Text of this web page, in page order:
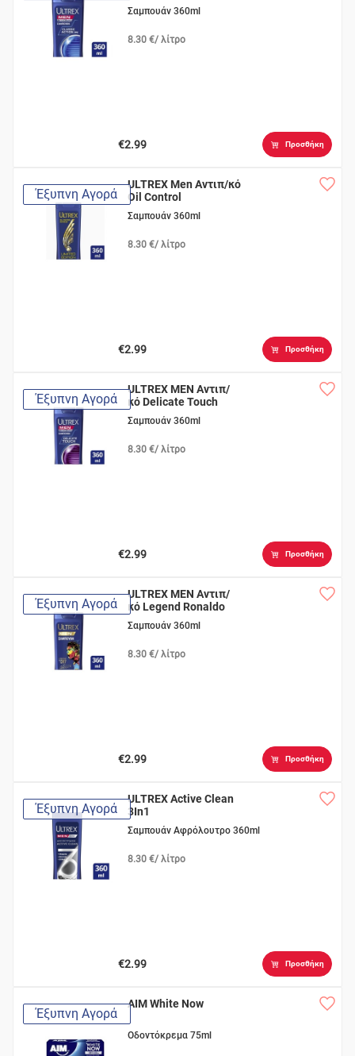
Σαμπουάν 360ml
8.30 €/ λίτρο
€2.99 Προσθήκη
Έξυπνη Αγορά
ULTREX Men Αντιπ/κό
Oil Control
Σαμπουάν 360ml
8.30 €/ λίτρο
€2.99 Προσθήκη
Έξυπνη Αγορά
ULTREX MEN Αντιπ/
κό Delicate Touch
Σαμπουάν 360ml
8.30 €/ λίτρο
€2.99 Προσθήκη
Έξυπνη Αγορά
ULTREX MEN Αντιπ/
κό Legend Ronaldo
Σαμπουάν 360ml
8.30 €/ λίτρο
€2.99 Προσθήκη
Έξυπνη Αγορά
ULTREX Active Clean
3In1
Σαμπουάν Αφρόλουτρο 360ml
8.30 €/ λίτρο
€2.99 Προσθήκη
Έξυπνη Αγορά
AIM White Now
Οδοντόκρεμα 75ml